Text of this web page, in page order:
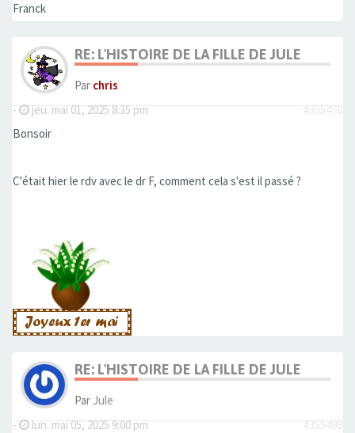
Franck
RE: L'HISTOIRE DE LA FILLE DE JULE
Par chris
-
jeu. mai 01, 2025 8:35 pm
#355470
Bonsoir
C'était hier le rdv avec le dr F, comment cela s'est il passé ?
RE: L'HISTOIRE DE LA FILLE DE JULE
Par Jule
-
lun. mai 05, 2025 9:00 pm
#355498